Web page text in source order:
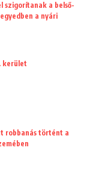
szigorítanak a belső-
a nyári
kerület
robbanás történt a